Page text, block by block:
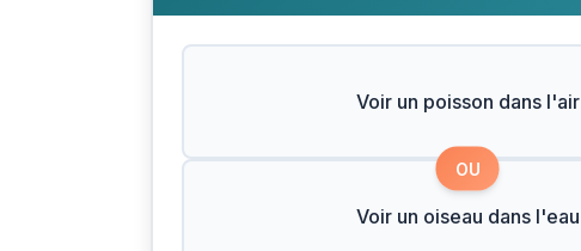
Voir un poisson dans l'air
OU
Voir un oiseau dans l'eau